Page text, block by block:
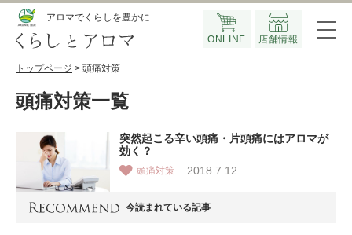
アロマでくらしを豊かに
ONLINE 店舗情報
トップページ > 頭痛対策
頭痛対策一覧
突然起こる辛い頭痛・片頭痛にはアロマが
効く？
頭痛対策 2018.7.12
今読まれている記事